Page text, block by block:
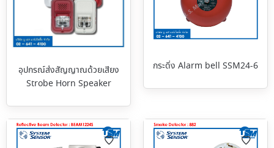
อุปกรณ์ส่งสัญญาณด้วยเสียง
Strobe Horn Speaker
กระดิ่ง Alarm bell SSM24-6